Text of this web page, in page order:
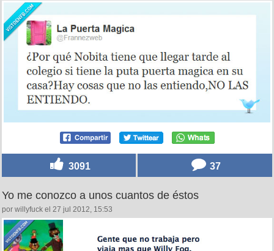
3091 37
Yo me conozco a unos cuantos de éstos
por willyfuck el 27 jul 2012, 15:53